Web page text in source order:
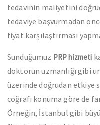
tedavinin maliyetini
tedaviye başvurmadan
fiyat karşılaştırması
Sunduğumuz PRP hizmeti
doktorun uzmanlığı gibi
üzerinde doğrudan etkiye
coğrafi konuma göre de
Örneğin, İstanbul gibi